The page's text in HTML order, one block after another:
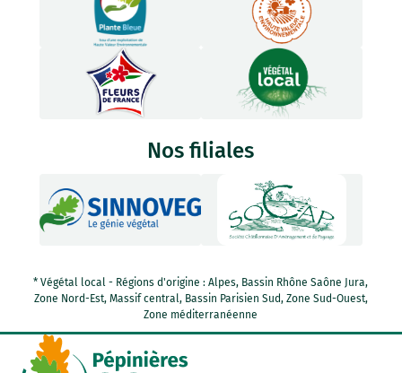
Nos filiales
* Végétal local - Régions d'origine : Alpes, Bassin Rhône Saône Jura,
Zone Nord-Est, Massif central, Bassin Parisien Sud, Zone Sud-Ouest,
Zone méditerranéenne